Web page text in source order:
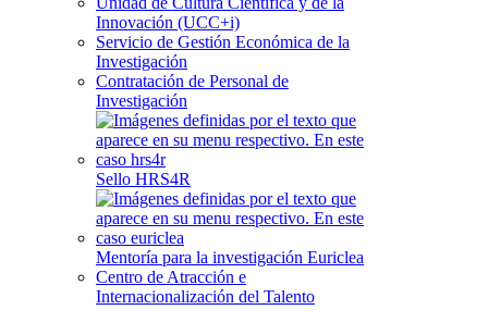
Innovación (UCC+i)
Servicio de Gestión Económica de la
Investigación
Contratación de Personal de
Investigación
Sello HRS4R
Mentoría para la investigación Euriclea
Centro de Atracción e
Internacionalización del Talento